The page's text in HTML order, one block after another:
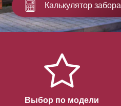
Калькулятор забора
Выбор по модели